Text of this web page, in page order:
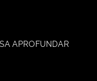
APROFUNDAR